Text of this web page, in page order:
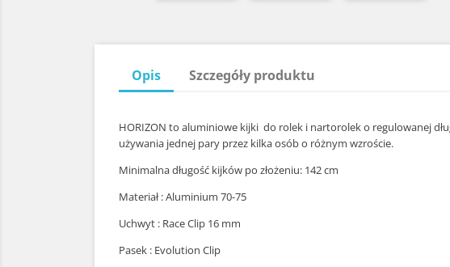
Opis Szczegóły produktu
HORIZON to aluminiowe kijki do rolek i nartorolek o regulowanej
używania jednej pary przez kilka osób o różnym wzroście.
Minimalna długość kijków po złożeniu: 142 cm
Materiał : Aluminium 70-75
Uchwyt : Race Clip 16 mm
Pasek : Evolution Clip